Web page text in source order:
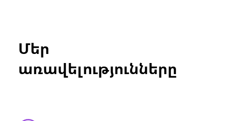
Մեր
առավելությունները